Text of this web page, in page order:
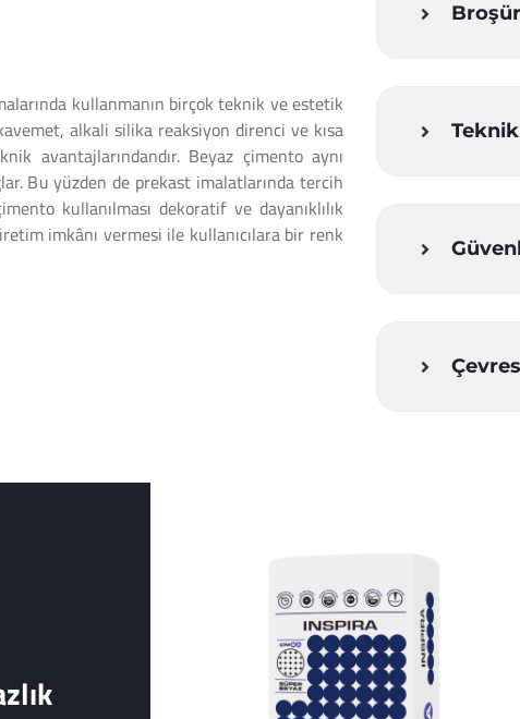
kullanmanın birçok teknik ve estetik
alkali silika reaksiyon direnci ve kısa
avantajlarındandır. Beyaz çimento aynı
Bu yüzden de prekast imalatlarında tercih
kullanılması dekoratif ve dayanıklılık
imkânı vermesi ile kullanıcılara bir renk
Broşür